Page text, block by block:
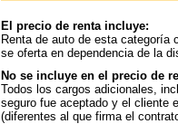
El precio de renta incluye:
Renta de auto de esta categoría
se oferta en dependencia de la
No se incluye en el precio de
Todos los cargos adicionales,
seguro fue aceptado y el cliente
(diferentes al que firma el